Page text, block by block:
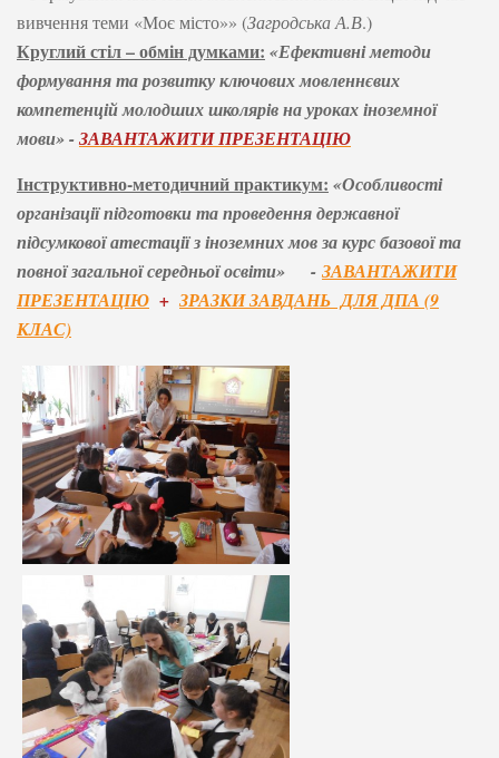
вивчення теми «Моє місто»» (Загродська А.В.)
Круглий стіл – обмін думками: «Ефективні методи
формування та розвитку ключових мовленнєвих
компетенцій молодших школярів на уроках іноземної
мови» -ЗАВАНТАЖИТИ ПРЕЗЕНТАЦІЮ
Інструктивно-методичний практикум: «Особливості
організації підготовки та проведення державної
підсумкової атестації з іноземних мов за курс базової та
повної загальної середньої освіти» - ЗАВАНТАЖИТИ
ПРЕЗЕНТАЦІЮ+ ЗРАЗКИ ЗАВДАНЬ ДЛЯ ДПА (9
КЛАС)